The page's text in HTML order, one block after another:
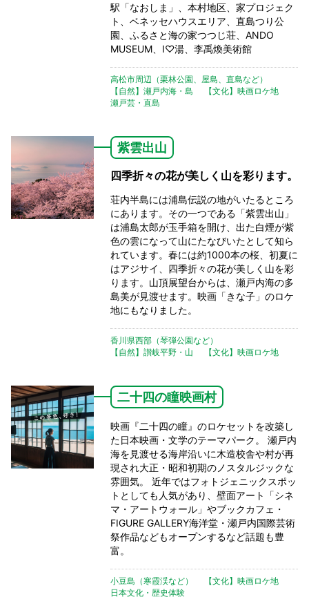
駅「なおしま」、本村地区、家プロジェク
ト、ベネッセハウスエリア、直島つり公
園、ふるさと海の家つつじ荘、ANDO
MUSEUM、I♡湯、李禹煥美術館
高松市周辺（栗林公園、屋島、直島など）
【自然】瀬戸内海・島
【文化】映画ロケ地
瀬戸芸・直島
紫雲出山
四季折々の花が美しく山を彩ります。
荘内半島には浦島伝説の地がいたるところ
にあります。その一つである「紫雲出山」
は浦島太郎が玉手箱を開け、出た白煙が紫
色の雲になって山にたなびいたとして知ら
れています。春には約1000本の桜、初夏に
はアジサイ、四季折々の花が美しく山を彩
ります。山頂展望台からは、瀬戸内海の多
島美が見渡せます。映画「きな子」のロケ
地にもなりました。
香川県西部（琴弾公園など）
【自然】讃岐平野・山
【文化】映画ロケ地
二十四の瞳映画村
映画『二十四の瞳』のロケセットを改築し
た日本映画・文学のテーマパーク。 瀬戸内
海を見渡せる海岸沿いに木造校舎や村が再
現され大正・昭和初期のノスタルジックな
雰囲気。 近年ではフォトジェニックスポッ
トとしても人気があり、壁面アート「シネ
マ・アートウォール」やブックカフェ・
FIGURE GALLERY海洋堂・瀬戸内国際芸術
祭作品などもオープンするなど話題も豊
富。
小豆島（寒霞渓など）
【文化】映画ロケ地
日本文化・歴史体験